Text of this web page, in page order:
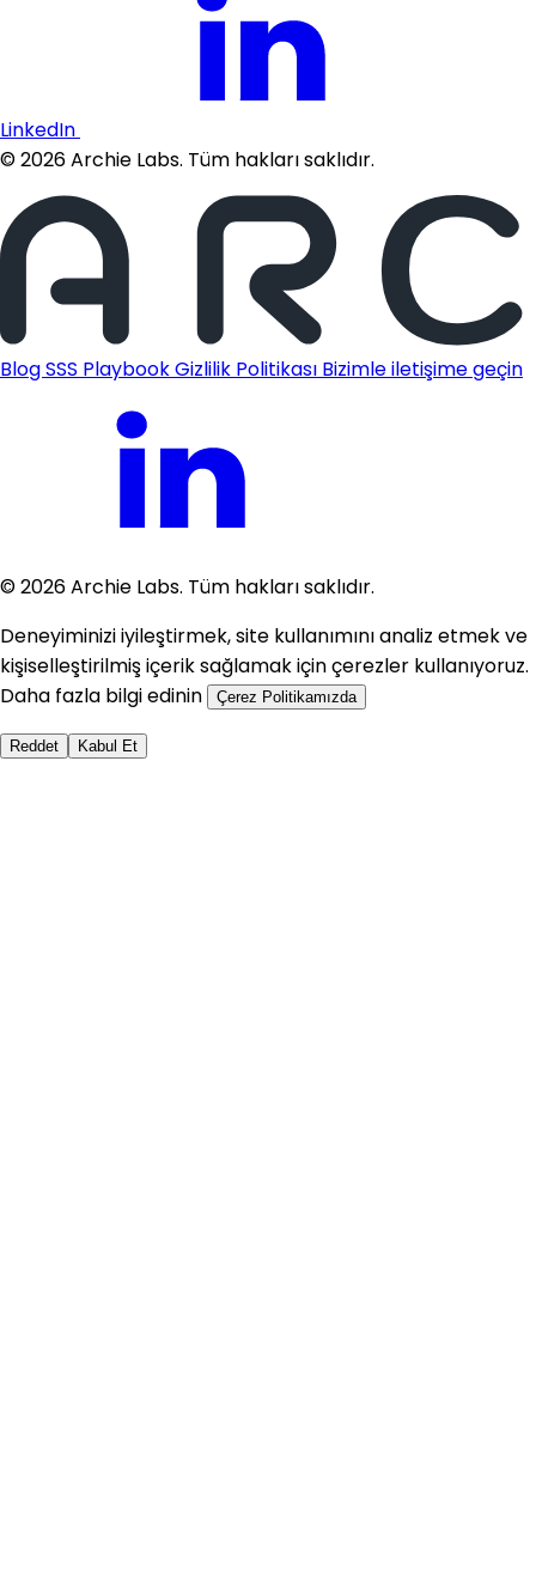
LinkedIn
©2026Archie Labs. Tüm hakları saklıdır.
BlogSSS PlaybookGizlilik Politikası Bizimle iletişime geçin
©2026Archie Labs. Tüm hakları saklıdır.
Deneyiminizi iyileştirmek, site kullanımını analiz etmek ve
kişiselleştirilmiş içerik sağlamak için çerezler kullanıyoruz.
Daha fazla bilgi edinin
Çerez Politikamızda
Reddet Kabul Et